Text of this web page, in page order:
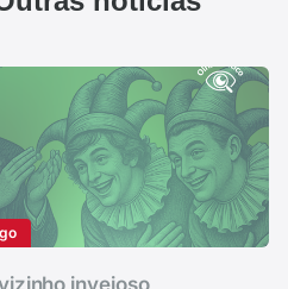
invejoso